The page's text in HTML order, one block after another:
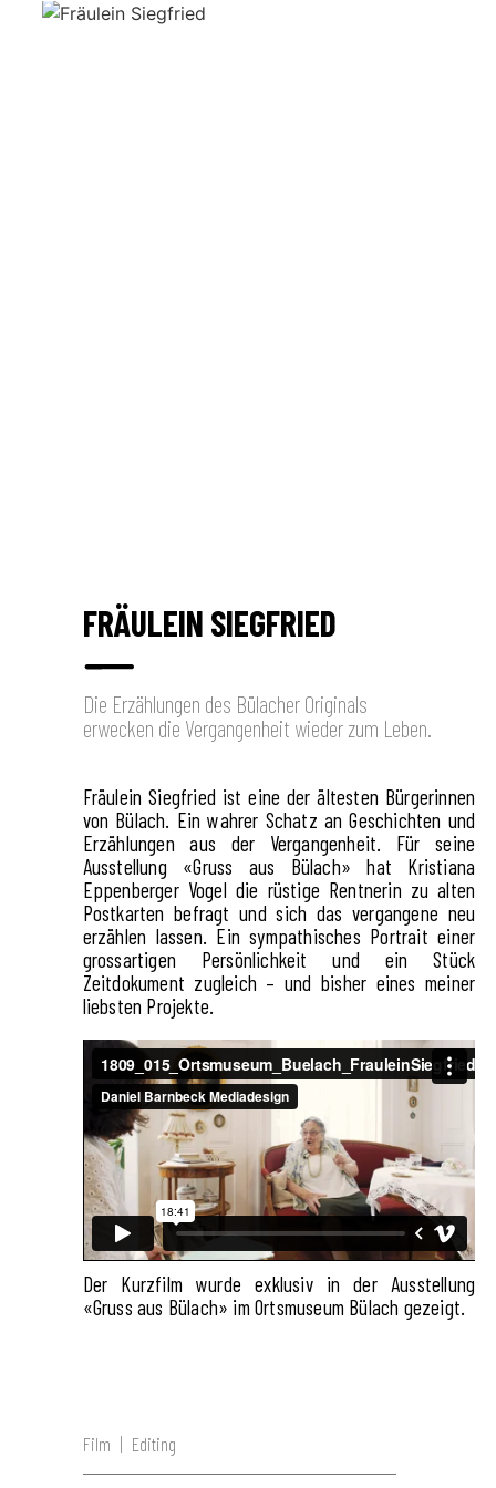
FRÄULEIN SIEGFRIED
Die Erzählungen des Bülacher Originals
erwecken die Vergangenheit wieder zum Leben.
Fräulein Siegfried ist eine der ältesten Bürgerinnen
von Bülach. Ein wahrer Schatz an Geschichten und
Erzählungen aus der Vergangenheit. Für seine
Ausstellung «Gruss aus Bülach» hat Kristiana
Eppenberger Vogel die rüstige Rentnerin zu alten
Postkarten befragt und sich das vergangene neu
erzählen lassen. Ein sympathisches Portrait einer
grossartigen Persönlichkeit und ein Stück
Zeitdokument zugleich – und bisher eines meiner
liebsten Projekte.
Der Kurzfilm wurde exklusiv in der Ausstellung
«Gruss aus Bülach» im Ortsmuseum Bülach gezeigt.
Film | Editing